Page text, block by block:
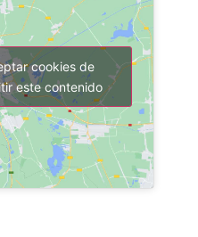
cookies de
este contenido